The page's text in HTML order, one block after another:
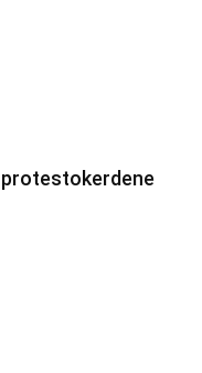
protestokerdene